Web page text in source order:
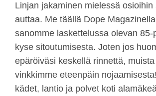
Linjan jakaminen mielessä osioihin
auttaa. Me täällä Dope
sanomme laskettelussa olevan 85-
kyse sitoutumisesta. Joten jos
epäröiväsi keskellä rinnettä,
vinkkimme eteenpäin
kädet, lantio ja polvet koti